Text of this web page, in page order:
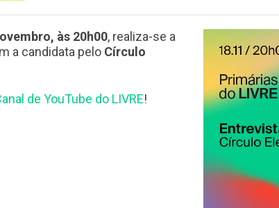
às 20h00, realiza-se a
a candidata pelo Círculo
de YouTube do LIVRE!